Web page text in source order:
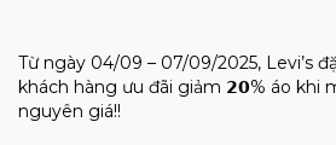
Từ ngày 04/09 – 07/09/2025, Levi’s
khách hàng ưu đãi giảm 𝟮𝟬% áo khi
nguyên giá!!